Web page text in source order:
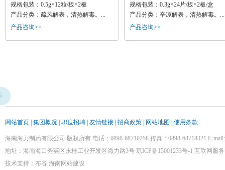
规格包装：0.5g×12粒/板×2板
产品分类：疏风解表，清热解毒。...
产品咨询>>
规格包装：0.3g×24片/板×2板/盒
产品分类：辛凉解表，清热解毒。...
产品咨询>>
网站首页 集团概况 职位招聘 友情链接 招商政策 网站地图 | 使用条款
海南海力制药有限公司 版权所有 电话：0898-68710258 传真：0898-68718321 E-
地址：海南海口秀英区永桂工业开发区海力路3号 琼ICP备15001233号-1 互联网服
技术支持： 布谷.海南网站建设